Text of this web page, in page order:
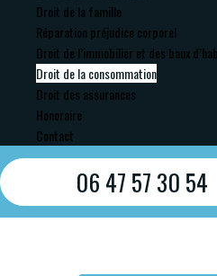
Droit de la famille
Réparation préjudice corporel
Droit de l’immobilier et des baux
Droit de la consommation
Droit des assurances
Honoraire
Contact
06 47 57 30 54
19 Avenue Victor
Porte 10 à 26000
de 9h à 12h et